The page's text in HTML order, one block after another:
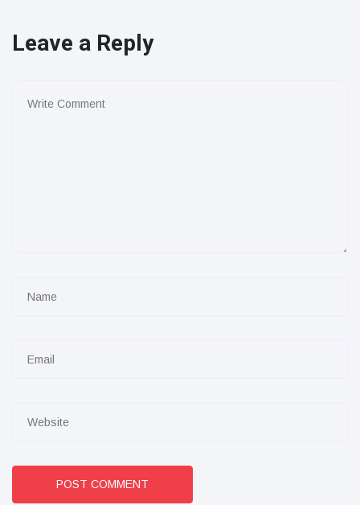
Leave a Reply
POST COMMENT